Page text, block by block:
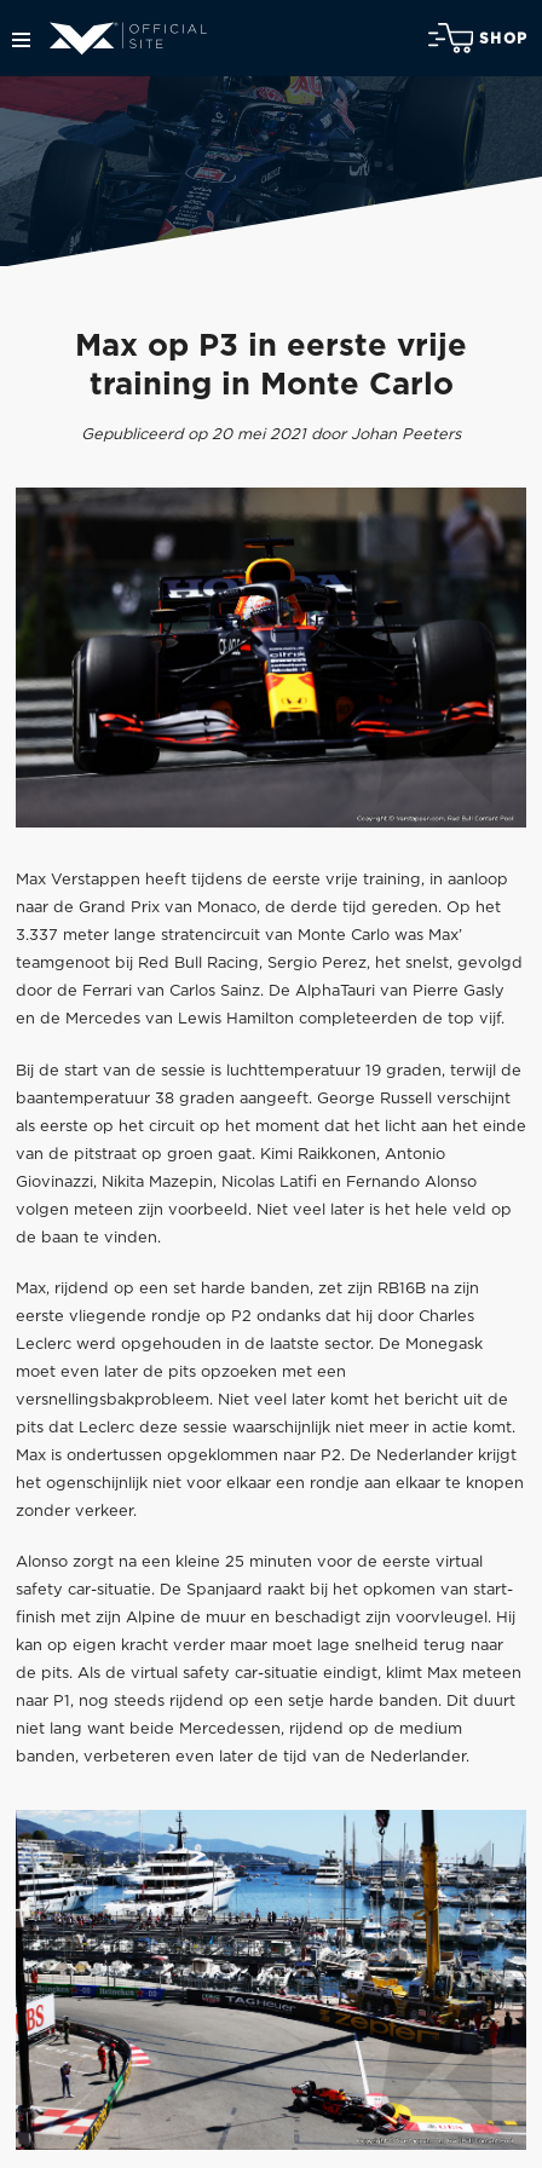
SHOP
Max op P3 in eerste vrije
training in Monte Carlo
Gepubliceerd op 20 mei 2021 door Johan Peeters
Max Verstappen heeft tijdens de eerste vrije training, in aanloop
naar de Grand Prix van Monaco, de derde tijd gereden. Op het
3.337 meter lange stratencircuit van Monte Carlo was Max’
teamgenoot bij Red Bull Racing, Sergio Perez, het snelst, gevolgd
door de Ferrari van Carlos Sainz. De AlphaTauri van Pierre Gasly
en de Mercedes van Lewis Hamilton completeerden de top vijf.
Bij de start van de sessie is luchttemperatuur 19 graden, terwijl de
baantemperatuur 38 graden aangeeft. George Russell verschijnt
als eerste op het circuit op het moment dat het licht aan het einde
van de pitstraat op groen gaat. Kimi Raikkonen, Antonio
Giovinazzi, Nikita Mazepin, Nicolas Latifi en Fernando Alonso
volgen meteen zijn voorbeeld. Niet veel later is het hele veld op
de baan te vinden.
Max, rijdend op een set harde banden, zet zijn RB16B na zijn
eerste vliegende rondje op P2 ondanks dat hij door Charles
Leclerc werd opgehouden in de laatste sector. De Monegask
moet even later de pits opzoeken met een
versnellingsbakprobleem. Niet veel later komt het bericht uit de
pits dat Leclerc deze sessie waarschijnlijk niet meer in actie komt.
Max is ondertussen opgeklommen naar P2. De Nederlander krijgt
het ogenschijnlijk niet voor elkaar een rondje aan elkaar te knopen
zonder verkeer.
Alonso zorgt na een kleine 25 minuten voor de eerste virtual
safety car-situatie. De Spanjaard raakt bij het opkomen van start-
finish met zijn Alpine de muur en beschadigt zijn voorvleugel. Hij
kan op eigen kracht verder maar moet lage snelheid terug naar
de pits. Als de virtual safety car-situatie eindigt, klimt Max meteen
naar P1, nog steeds rijdend op een setje harde banden. Dit duurt
niet lang want beide Mercedessen, rijdend op de medium
banden, verbeteren even later de tijd van de Nederlander.